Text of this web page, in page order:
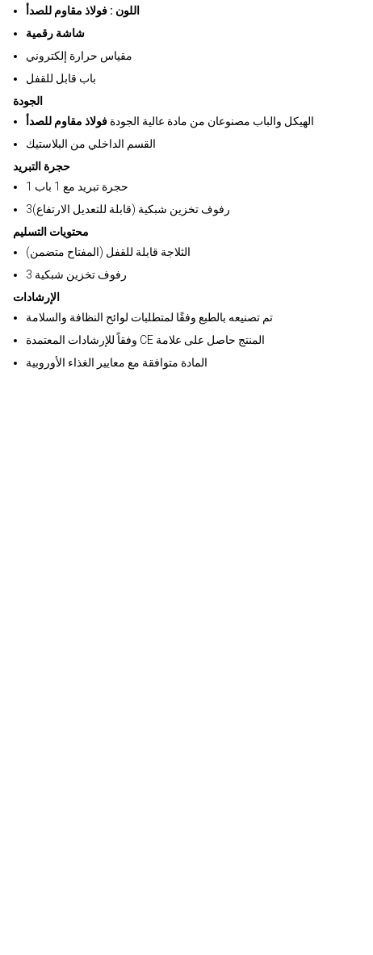
اللون : فولاذ مقاوم للصدأ
شاشة رقمية
مقياس حرارة إلكتروني
باب قابل للقفل
الجودة
الهيكل والباب مصنوعان من مادة عالية الجودة فولاذ مقاوم للصدأ
القسم الداخلي من البلاستيك
حجرة التبريد
1 حجرة تبريد مع 1 باب
رفوف تخزين شبكية (قابلة للتعديل الارتفاع)3
محتويات التسليم
الثلاجة قابلة للقفل (المفتاح متضمن)
3 رفوف تخزين شبكية
الإرشادات
تم تصنيعه بالطبع وفقًا لمتطلبات لوائح النظافة والسلامة
وفقاً للإرشادات المعتمدة CE المنتج حاصل على علامة
المادة متوافقة مع معايير الغذاء الأوروبية